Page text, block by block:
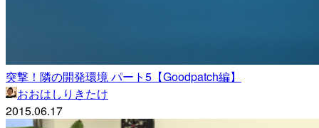
突撃！隣の開発環境 パート5【Goodpatch編】
おおはしりきたけ
2015.06.17